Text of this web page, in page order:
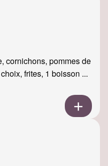
cornichons, pommes de
frites, 1 boisson ...